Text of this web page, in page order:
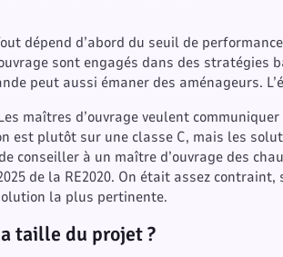
dépend d’abord du seuil de
sont engagés dans des stratégies
peut aussi émaner des aménageurs.
maîtres d’ouvrage veulent
est plutôt sur une classe C, mais les
conseiller à un maître d’ouvrage des
de la RE2020. On était assez
la plus pertinente.
taille du projet ?